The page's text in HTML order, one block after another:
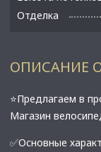
Отделка
ОПИСАНИЕ
⭐Предлагаем в
Магазин
✅Основные